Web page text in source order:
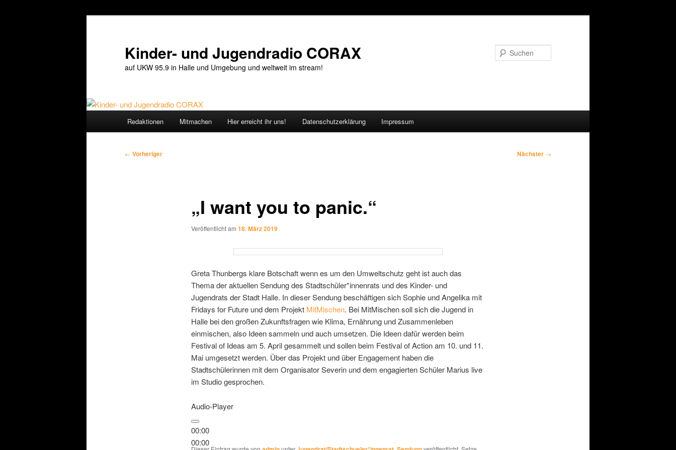
Kinder- und Jugendradio CORAX
auf UKW 95.9 in Halle und Umgebung und weltweit im stream!
Redaktionen Mitmachen Hier erreicht ihr uns! Datenschutzerklärung Impressum
Beitragsnavigation
← Vorheriger Nächster →
„I want you to panic.“
Veröffentlicht am 18. März 2019
Greta Thunbergs klare Botschaft wenn es um den Umweltschutz geht ist auch das
Thema der aktuellen Sendung des Stadtschüler*innenrats und des Kinder- und
Jugendrats der Stadt Halle. In dieser Sendung beschäftigen sich Sophie und Angelika mit
Fridays for Future und dem ProjektMitMischen. Bei MitMischen soll sich die Jugend in
Halle bei den großen Zukunftsfragen wie Klima, Ernährung und Zusammenleben
einmischen, also Ideen sammeln und auch umsetzen. Die Ideen dafür werden beim
Festival of Ideas am 5. April gesammelt und sollen beim Festival of Action am 10. und 11.
Mai umgesetzt werden. Über das Projekt und über Engagement haben die
Stadtschülerinnen mit dem Organisator Severin und dem engagierten Schüler Marius live
im Studio gesprochen.
Audio-Player
00:00
00:00